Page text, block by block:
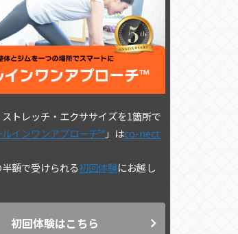
トレッチ・エクササイズを1箇所で
ルインワンアプローチ™」はco-nect
額で受けられる初回体験にお越し
初回体験はこちら